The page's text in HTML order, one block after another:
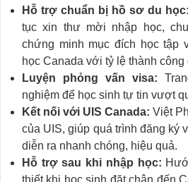
Hỗ trợ chuẩn bị hồ sơ du học:
tục xin thư mời nhập học,
chứng minh mục đích học tập
học Canada với tỷ lệ thành công
Luyện phỏng vấn visa:
nghiệm để học sinh tự tin vượt
Kết nối với UIS Canada: Việt
của UIS, giúp quá trình đăng ký
diễn ra nhanh chóng, hiệu quả.
Hỗ trợ sau khi nhập học:
thiết khi học sinh đặt chân đến